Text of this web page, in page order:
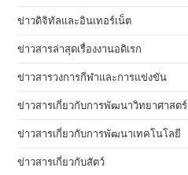
ข่าวดิจิทัลและอินเทอร์เน็ต
ข่าวสารล่าสุดเรื่องงานอดิเรก
ข่าวสารวงการกีฬาและการแข่งขัน
ข่าวสารเกี่ยวกับการพัฒนาวิทยาศาสตร์
ข่าวสารเกี่ยวกับการพัฒนาเทคโนโลยี
ข่าวสารเกี่ยวกับสัตว์